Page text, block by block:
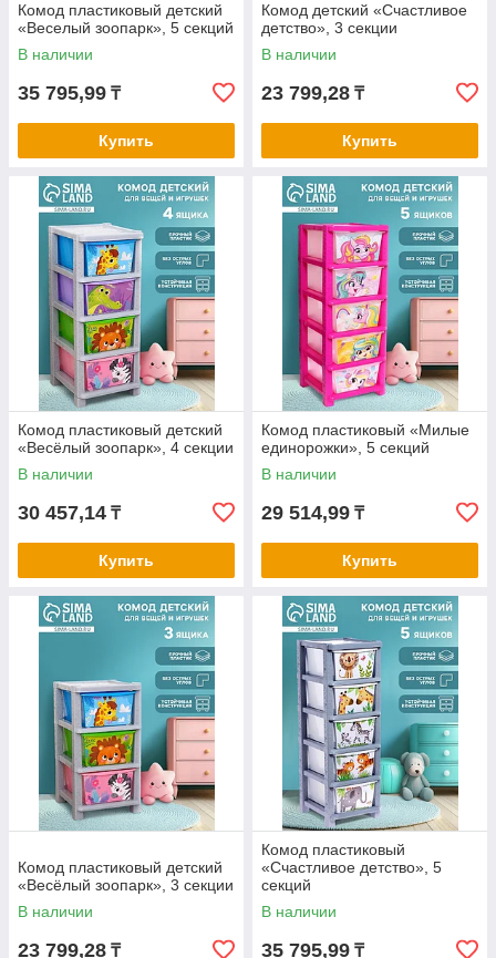
Комод пластиковый детский
«Веселый зоопарк», 5 секций
В наличии
35 795,99 ₸
Купить
Комод детский «Счастливое
детство», 3 секции
В наличии
23 799,28 ₸
Купить
Комод пластиковый детский
«Весёлый зоопарк», 4 секции
В наличии
30 457,14 ₸
Купить
Комод пластиковый «Милые
единорожки», 5 секций
В наличии
29 514,99 ₸
Купить
Комод пластиковый детский
«Весёлый зоопарк», 3 секции
В наличии
23 799,28 ₸
Комод пластиковый
«Счастливое детство», 5
секций
В наличии
35 795,99 ₸